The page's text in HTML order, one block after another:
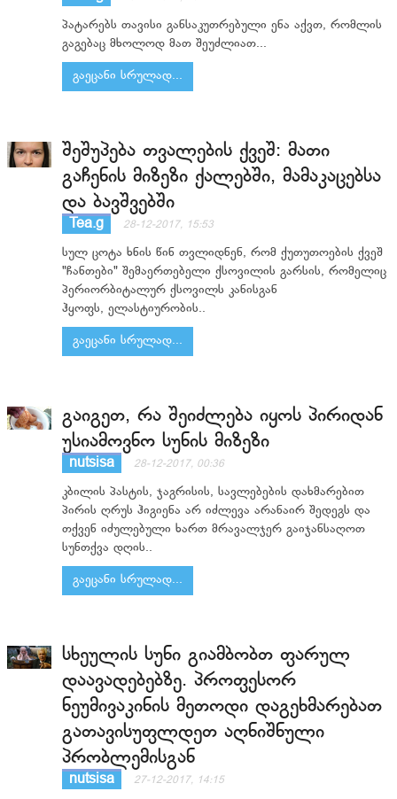
პატარებს თავისი განსაკუთრებული ენა აქვთ, რომლის
გაგებაც მხოლოდ მათ შეუძლიათ...
გაეცანი სრულად...
შეშუპება თვალების ქვეშ: მათი
გაჩენის მიზეზი ქალებში, მამაკაცებსა
და ბავშვებში
Tea.g 28-12-2017, 15:53
სულ ცოტა ხნის წინ თვლიდნენ, რომ ქუთუთოების ქვეშ
"ჩანთები" შემაერთებელი ქსოვილის გარსის, რომელიც
პერიორბიტალურ ქსოვილს კანისგან
ჰყოფს, ელასტიურობის..
გაეცანი სრულად...
გაიგეთ, რა შეიძლება იყოს პირიდან
უსიამოვნო სუნის მიზეზი
nutsisa 28-12-2017, 00:36
კბილის პასტის, ჯაგრისის, სავლებების დახმარებით
პირის ღრუს ჰიგიენა არ იძლევა არანაირ შედეგს და
თქვენ იძულებული ხართ მრავალჯერ გაიჯანსაღოთ
სუნთქვა დღის..
გაეცანი სრულად...
სხეულის სუნი გიამბობთ ფარულ
დაავადებებზე. პროფესორ
ნეუმივაკინის მეთოდი დაგეხმარებათ
გათავისუფლდეთ აღნიშნული
პრობლემისგან
nutsisa 27-12-2017, 14:15